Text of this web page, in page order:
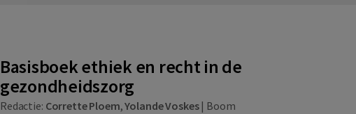
Basisboek ethiek en recht in de
gezondheidszorg
Redactie: Corrette Ploem,Yolande Voskes| Boom